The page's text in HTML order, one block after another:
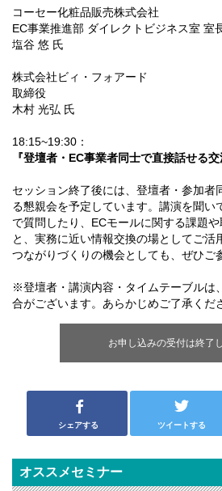
コーセー化粧品販売株式会社
EC事業推進部 ダイレクトビジネス室 室
塩谷 悠 氏
株式会社ビィ・フォアード
取締役
木村 光弘 氏
18:15~19:30：
『登壇者・EC事業者同士で直接話せる交
セッション終了後には、登壇者・参加者
る懇親会を予定しています。講演を聞い
で質問したり、ECモールに関する課題
と、実務に近い情報交換の場としてご活
つながりづくりの機会としても、ぜひご
※登壇者・講演内容・タイムテーブルは
合がございます。あらかじめご了承くだ
お申し込みの受付は終了
シェアする ツイートする
オススメセミナー